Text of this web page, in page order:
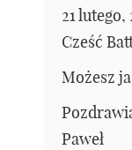
21 lutego,
Cześć
Możesz
Paweł